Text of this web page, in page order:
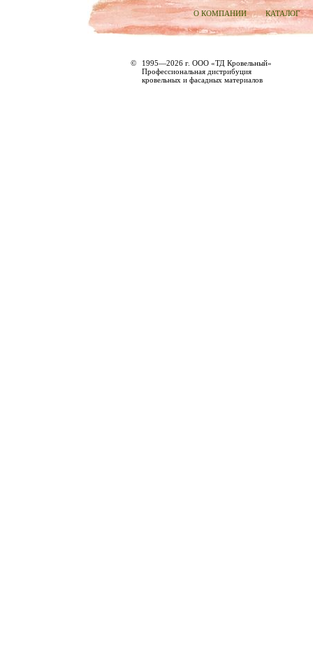
О КОМПАНИИ КАТАЛОГ
©
1995—2026 г. ООО «ТД Кровельный»
Профессиональная дистрибуция
кровельных и фасадных материалов